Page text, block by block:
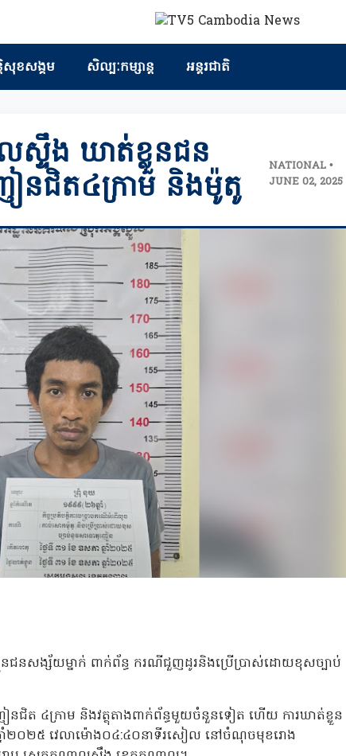
សុខសង្គម សិល្បៈកម្សាន្ត អន្តរជាតិ
ស្ទឹង ឃាត់ខ្លួនជន
ៀនជិត៤ក្រាម និងម៉ូតូ
NATIONAL •
JUNE 02, 2025
នជនសង្ស័យម្នាក់ ពាក់ព័ន្ធ ករណីជួញដូរនិងប្រើប្រាស់ដោយខុសច្បាប់
ញៀនជិត ៤ក្រាម និងវត្ថុតាងពាក់ព័ន្ធមួយចំនួនទៀត ហើយ ការឃាត់ខ្លួន
ឆ្នាំ២០២៥ វេលាម៉ោង០៤:៤០នាទីរសៀល នៅចំណុចមុខរោង